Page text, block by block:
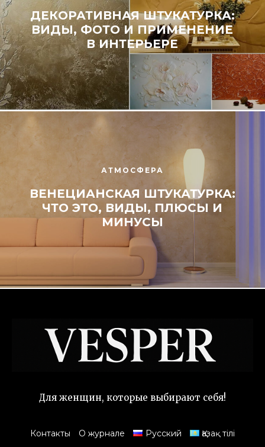
ДЕКОРАТИВНАЯ ШТУКАТУРКА:
ВИДЫ, ФОТО И ПРИМЕНЕНИЕ
В ИНТЕРЬЕРЕ
АТМОСФЕРА
ВЕНЕЦИАНСКАЯ ШТУКАТУРКА:
ЧТО ЭТО, ВИДЫ, ПЛЮСЫ И
МИНУСЫ
Для женщин, которые выбирают себя!
Контакты О журнале Русский Қазақ тілі